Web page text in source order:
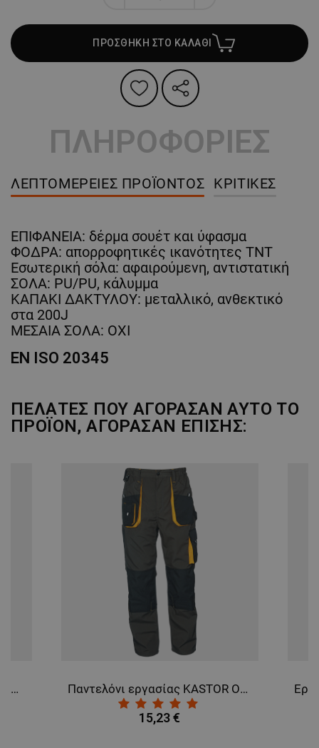
ΠΡΟΣΘΗΚΗ ΣΤΟ ΚΑΛΑΘΙ
ΠΛΗΡΟΦΟΡΙΕΣ
ΛΕΠΤΟΜΈΡΕΙΕΣ ΠΡΟΪΌΝΤΟΣ ΚΡΙΤΙΚΈΣ
ΕΠΙΦΑΝΕΙΑ: δέρμα σουέτ και ύφασμα
ΦΟΔΡΑ: απορροφητικές ικανότητες TNT
Εσωτερική σόλα: αφαιρούμενη, αντιστατική
ΣΟΛΑ: PU/PU, κάλυμμα
ΚΑΠΑΚΙ ΔΑΚΤΥΛΟΥ: μεταλλικό, ανθεκτικό
στα 200J
ΜΕΣΑΙΑ ΣΟΛΑ: ΟΧΙ
EN ISO 20345
ΠΕΛΆΤΕΣ ΠΟΥ ΑΓΌΡΑΣΑΝ ΑΥΤΌ ΤΟ
ΠΡΟΪΌΝ, ΑΓΌΡΑΣΑΝ ΕΠΊΣΗΣ:
Παντελόνι εργασίας PRISMA ROYAL BLUE Παντελόνι εργασίας KASTOR OLIVE
15,23 €